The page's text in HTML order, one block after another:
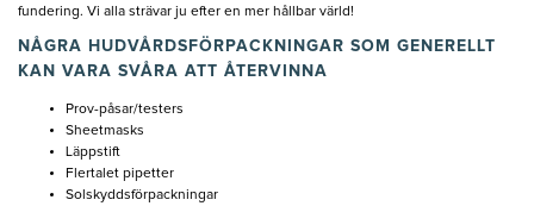
fundering. Vi alla strävar ju efter en mer hållbar värld!
NÅGRA HUDVÅRDSFÖRPACKNINGAR SOM GENERELLT
KAN VARA SVÅRA ATT ÅTERVINNA
Prov-påsar/testers
Sheetmasks
Läppstift
Flertalet pipetter
Solskyddsförpackningar